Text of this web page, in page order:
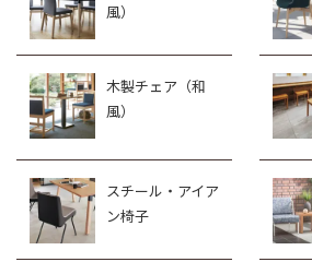
風）
木製チェア（和
風）
スチール・アイア
ン椅子